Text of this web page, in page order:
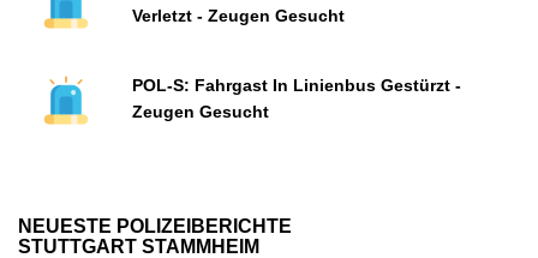
Verletzt - Zeugen Gesucht
POL-S: Fahrgast In Linienbus Gestürzt -
Zeugen Gesucht
NEUESTE POLIZEIBERICHTE
STUTTGART STAMMHEIM